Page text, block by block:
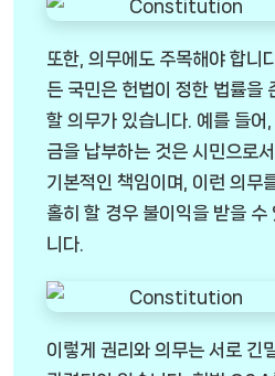
또한, 의무에도 주목해야 합니
든 국민은 헌법이 정한 법률을
할 의무가 있습니다. 예를 들어,
금을 납부하는 것은 시민으로서
기본적인 책임이며, 이런 의무
홀히 할 경우 불이익을 받을 수
니다.
이렇게 권리와 의무는 서로 긴